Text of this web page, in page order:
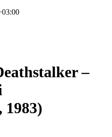
–
1983)